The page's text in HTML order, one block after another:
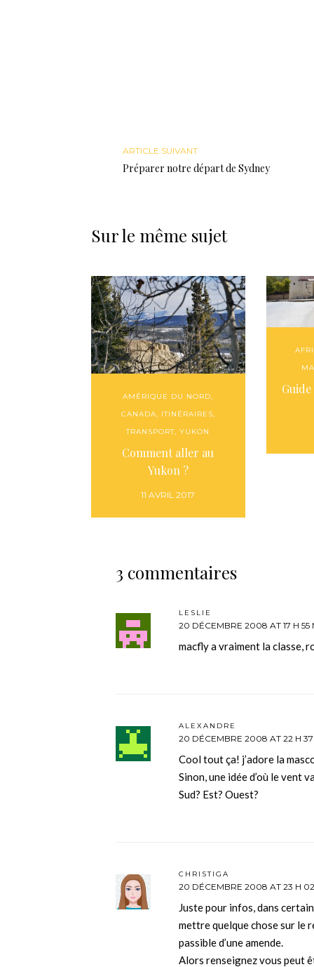
ARTICLE SUIVANT
Préparer notre départ de Sydney
Sur le même sujet
AMÉRIQUE DU NORD,
CANADA, ITINÉRAIRES,
TRANSPORT,YUKON
Comment aller au
Yukon ?
11 AVRIL 2017
3 commentaires
LESLIE
20 DÉCEMBRE 2008 AT 17 H 55
macfly a vraiment la classe,
ALEXANDRE
20 DÉCEMBRE 2008 AT 22 H
Cool tout ça! j’adore la
Sinon, une idée d’où le vent
Sud? Est? Ouest?
CHRISTIGA
20 DÉCEMBRE 2008 AT 23 H
Juste pour infos, dans
mettre quelque chose sur le
passible d’une amende.
Alors renseignez vous peut